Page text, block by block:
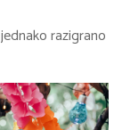
razigrano